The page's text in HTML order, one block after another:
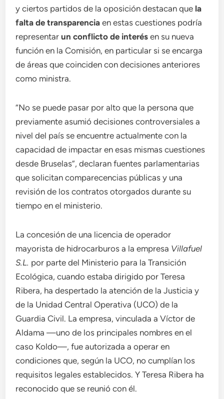
y ciertos partidos de la oposición destacan que la
falta de transparencia en estas cuestiones podría
representarun conflicto de interés en su nueva
función en la Comisión, en particular si se encarga
de áreas que coinciden con decisiones anteriores
como ministra.
“No se puede pasar por alto que la persona que
previamente asumió decisiones controversiales a
nivel del país se encuentre actualmente con la
capacidad de impactar en esas mismas cuestiones
desde Bruselas”, declaran fuentes parlamentarias
que solicitan comparecencias públicas y una
revisión de los contratos otorgados durante su
tiempo en el ministerio.
La concesión de una licencia de operador
mayorista de hidrocarburos a la empresa Villafuel
S.L. por parte del Ministerio para la Transición
Ecológica, cuando estaba dirigido por Teresa
Ribera, ha despertado la atención de la Justicia y
de la Unidad Central Operativa (UCO) de la
Guardia Civil. La empresa, vinculada a Víctor de
Aldama —uno de los principales nombres en el
caso Koldo—, fue autorizada a operar en
condiciones que, según la UCO, no cumplían los
requisitos legales establecidos. Y Teresa Ribera ha
reconocido que se reunió con él.